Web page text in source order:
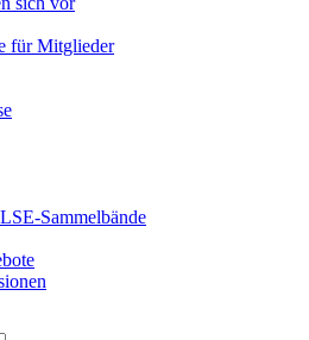
für Mitglieder
Sammelbände